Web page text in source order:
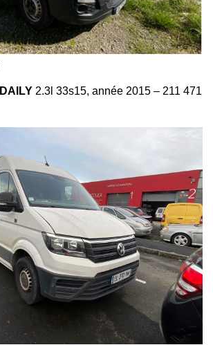
2.3l 33s15, année 2015 – 211 471